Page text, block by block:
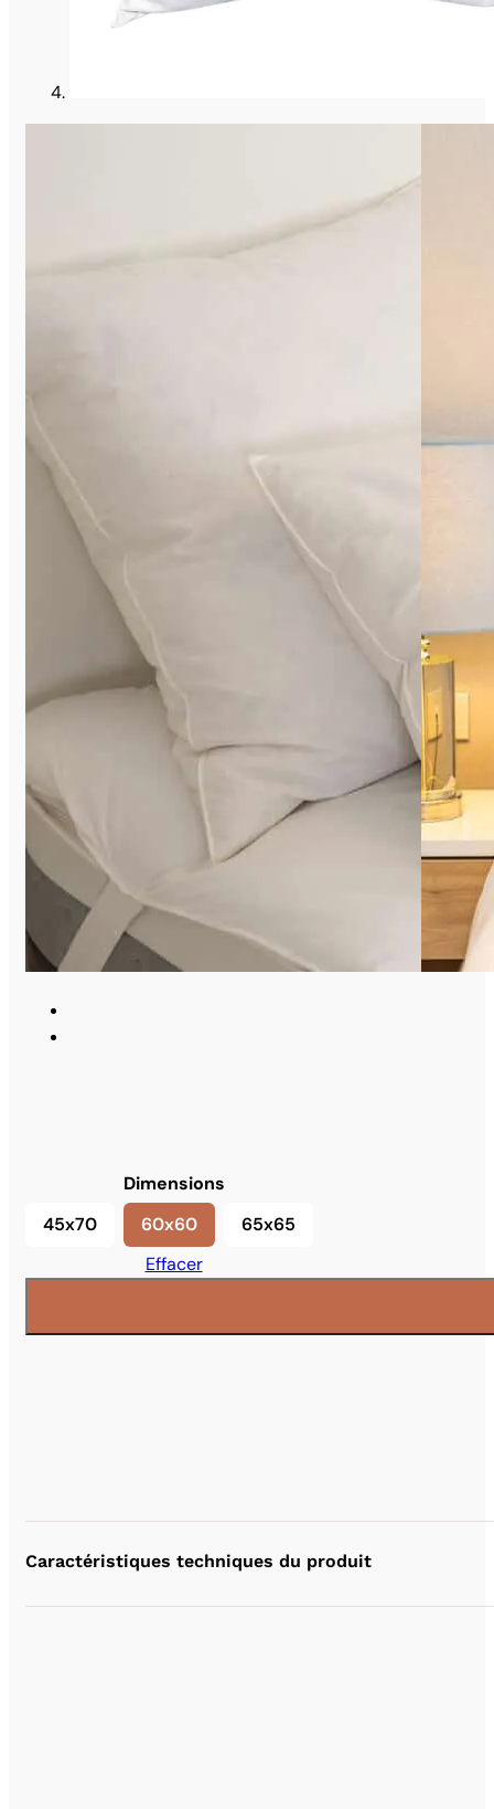
Dimensions
45x70
45x70 60x60
60x60 65x65
65x65
Effacer
Caractéristiques techniques du produit